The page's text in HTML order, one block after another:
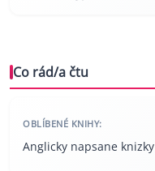
Co rád/a čtu
OBLÍBENÉ KNIHY:
Anglicky napsane knizky